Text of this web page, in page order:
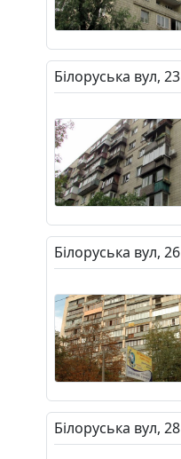
Білоруська вул, 23
Білоруська вул, 26
Білоруська вул, 28